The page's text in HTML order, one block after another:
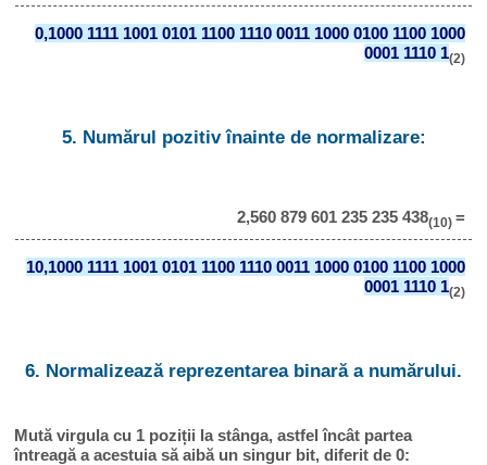
0,1000 1111 1001 0101 1100 1110 0011 1000 0100 1100 1000
0001 1110 1(2)
5. Numărul pozitiv înainte de normalizare:
2,560 879 601 235 235 438(10) =
10,1000 1111 1001 0101 1100 1110 0011 1000 0100 1100 1000
0001 1110 1(2)
6. Normalizează reprezentarea binară a numărului.
Mută virgula cu 1 poziții la stânga, astfel încât partea
întreagă a acestuia să aibă un singur bit, diferit de 0: